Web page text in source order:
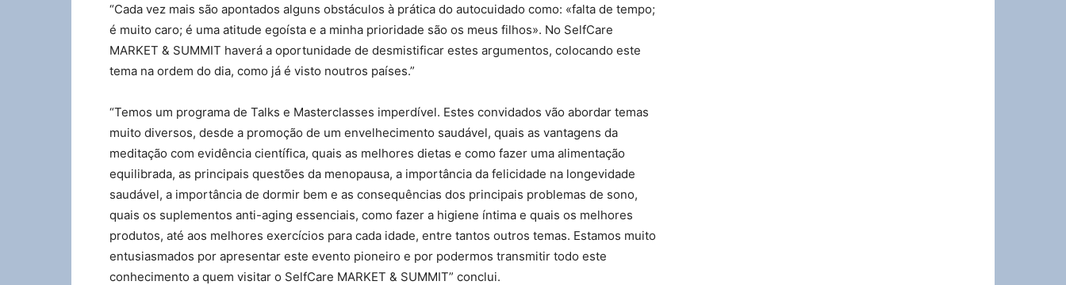
“Cada vez mais são apontados alguns obstáculos à prática do autocuidado como: «falta de tempo;
é muito caro; é uma atitude egoísta e a minha prioridade são os meus filhos». No SelfCare
MARKET & SUMMIT haverá a oportunidade de desmistificar estes argumentos, colocando este
tema na ordem do dia, como já é visto noutros países.”
“Temos um programa de Talks e Masterclasses imperdível. Estes convidados vão abordar temas
muito diversos, desde a promoção de um envelhecimento saudável, quais as vantagens da
meditação com evidência científica, quais as melhores dietas e como fazer uma alimentação
equilibrada, as principais questões da menopausa, a importância da felicidade na longevidade
saudável, a importância de dormir bem e as consequências dos principais problemas de sono,
quais os suplementos anti-aging essenciais, como fazer a higiene íntima e quais os melhores
produtos, até aos melhores exercícios para cada idade, entre tantos outros temas. Estamos muito
entusiasmados por apresentar este evento pioneiro e por podermos transmitir todo este
conhecimento a quem visitar o SelfCare MARKET & SUMMIT” conclui.